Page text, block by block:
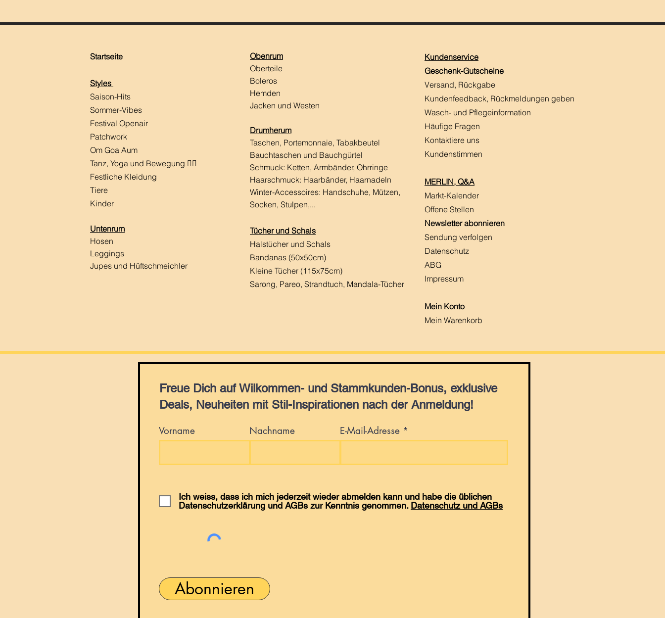
Startseite
Styles
Saison-Hits
​Sommer-Vibes
Festival Openair
Patchwork
Om Goa Aum
Tanz, Yoga und Bewegung 🧘‍♀️
Festliche Kleidung
Tiere
Kinder
Untenrum
Hosen
Leggings
Jupes und Hüftschmeichler
Obenrum
Oberteile
Boleros
Hemden
Jacken und Westen
Drumherum
Taschen, Portemonnaie, Tabakbeutel
Bauchtaschen und Bauchgürtel
Schmuck: Ketten, Armbänder, Ohrringe
Haarschmuck: Haarbänder, Haarnadeln
Winter-Accessoires: Handschuhe, Mützen,
Socken, Stulpen,...
Tücher und Schals
Halstücher und Schals
Bandanas (50x50cm)
Kleine Tücher (115x75cm)
Sarong, Pareo, Strandtuch, Mandala-Tücher
Kundenservice
Geschenk-Gutscheine
Versand, Rückgabe
Kundenfeedback, Rückmeldungen ​ geben
Wasch- und Pflegeinformation
Häufige Fragen
Kontaktiere uns
Kundenstimmen
MERLIN, Q&A
Markt-Kalender
Offene Stellen
Newsletter abonnieren
Sendung verfolgen
Datenschutz
ABG
Impressum
Mein Konto
Mein Warenkorb
Freue Dich auf Wilkommen- und Stammkunden-Bonus, exklusive
Deals, Neuheiten mit Stil-Inspirationen nach der Anmeldung!
Vorname Nachname E-Mail-Adresse
Ich weiss, dass ich mich jederzeit wieder abmelden kann und habe die üblichen
Datenschutzerklärung und AGBs zur Kenntnis genommen. Datenschutz und AGBs
Abonnieren